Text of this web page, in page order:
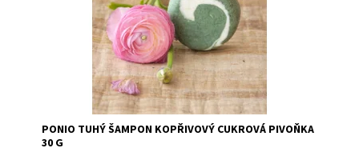
PONIO TUHÝ ŠAMPON KOPŘIVOVÝ CUKROVÁ PIVOŇKA
30 G